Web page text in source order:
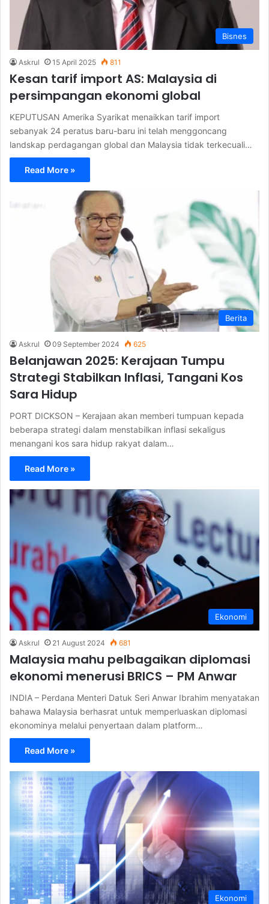
Bisnes
Askrul 15 April 2025 811
Kesan tarif import AS: Malaysia di
persimpangan ekonomi global
KEPUTUSAN Amerika Syarikat menaikkan tarif import
sebanyak 24 peratus baru-baru ini telah menggoncang
landskap perdagangan global dan Malaysia tidak terkecuali…
Read More »
Berita
Askrul 09 September 2024 625
Belanjawan 2025: Kerajaan Tumpu
Strategi Stabilkan Inflasi, Tangani Kos
Sara Hidup
PORT DICKSON – Kerajaan akan memberi tumpuan kepada
beberapa strategi dalam menstabilkan inflasi sekaligus
menangani kos sara hidup rakyat dalam…
Read More »
Ekonomi
Askrul 21 August 2024 681
Malaysia mahu pelbagaikan diplomasi
ekonomi menerusi BRICS – PM Anwar
INDIA – Perdana Menteri Datuk Seri Anwar Ibrahim menyatakan
bahawa Malaysia berhasrat untuk memperluaskan diplomasi
ekonominya melalui penyertaan dalam platform…
Read More »
Ekonomi